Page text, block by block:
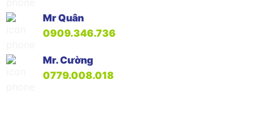
Mr Quân
0909.346.736
Mr. Cường
0779.008.018